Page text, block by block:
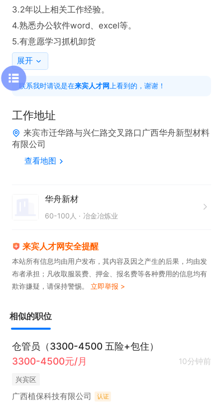
3.2年以上相关工作经验。
4.熟悉办公软件word、excel等。
5.有意愿学习抓机卸货
展开
联系我时请说是在来宾人才网 上看到的，谢谢！
工作地址
来宾市迁华路与兴仁路交叉路口广西华舟新型材料
有限公司
查看地图
华舟新材
60-100人 冶金冶炼业
来宾人才网安全提醒
本站所有信息均由用户发布，其内容及因之产生的后果，均由发
布者承担；凡收取服装费、押金、报名费等各种费用的信息均有
欺诈嫌疑，请保持警惕。 立即举报 >
相似的职位
仓管员（3300-4500 五险+包住）
3300-4500元/月
10分钟前
兴宾区
广西植保科技有限公司 认证